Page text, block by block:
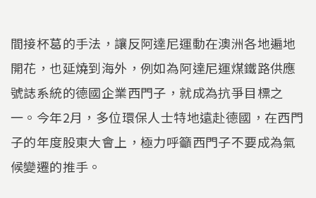
間接杯葛的手法，讓反阿達尼運動在澳洲各地遍地
開花，也延燒到海外，例如為阿達尼運煤鐵路供應
號誌系統的德國企業西門子，就成為抗爭目標之
一。今年2月，多位環保人士特地遠赴德國，在西門
子的年度股東大會上，極力呼籲西門子不要成為氣
候變遷的推手。